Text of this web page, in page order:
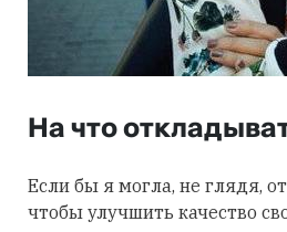
На что
Если бы я могла, не глядя,
чтобы улучшить качество